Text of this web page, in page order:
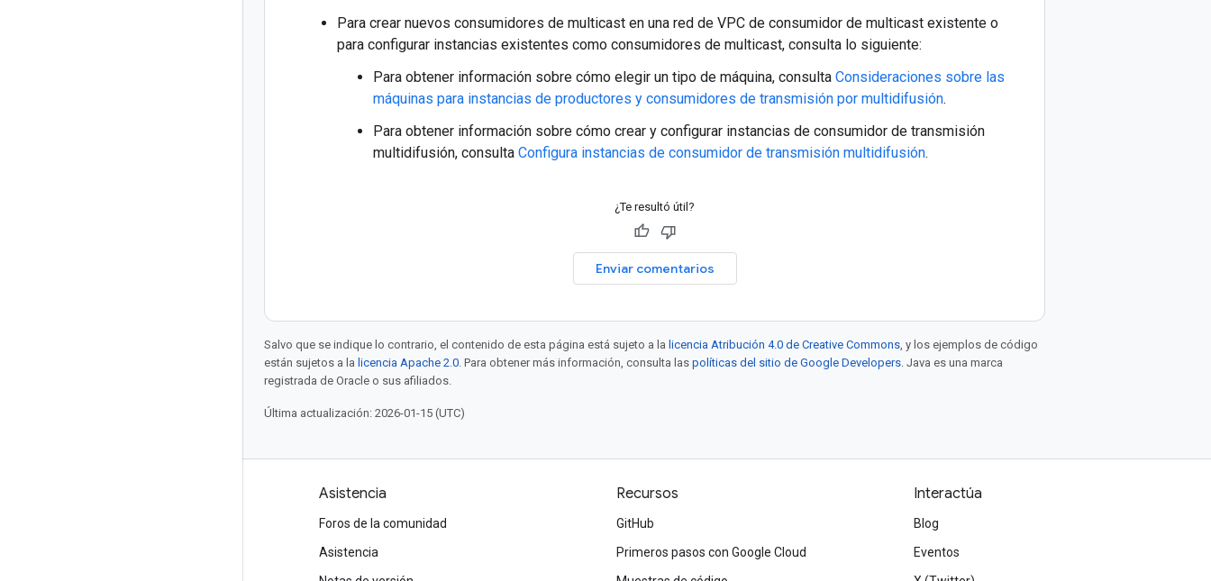
Para crear nuevos consumidores de multicast en una red de VPC de consumidor de multicast existente o
para configurar instancias existentes como consumidores de multicast, consulta lo siguiente:
Para obtener información sobre cómo elegir un tipo de máquina, consulta Consideraciones sobre las
máquinas para instancias de productores y consumidores de transmisión por multidifusión.
Para obtener información sobre cómo crear y configurar instancias de consumidor de transmisión
multidifusión, consulta Configura instancias de consumidor de transmisión multidifusión.
¿Te resultó útil?
Enviar comentarios
Salvo que se indique lo contrario, el contenido de esta página está sujeto a la licencia Atribución 4.0 de Creative Commons, y los ejemplos de código
están sujetos a la licencia Apache 2.0. Para obtener más información, consulta las políticas del sitio de Google Developers. Java es una marca
registrada de Oracle o sus afiliados.
Última actualización: 2026-01-15 (UTC)
Asistencia
Foros de la comunidad
Asistencia
Recursos
GitHub
Primeros pasos con Google Cloud
Interactúa
Blog
Eventos